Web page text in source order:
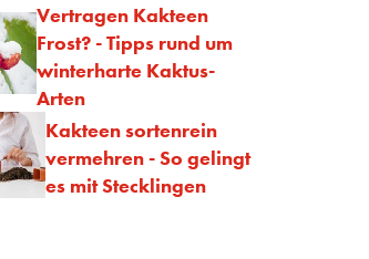
Vertragen Kakteen
Frost? - Tipps rund um
winterharte Kaktus-
Arten
Kakteen sortenrein
vermehren - So gelingt
es mit Stecklingen